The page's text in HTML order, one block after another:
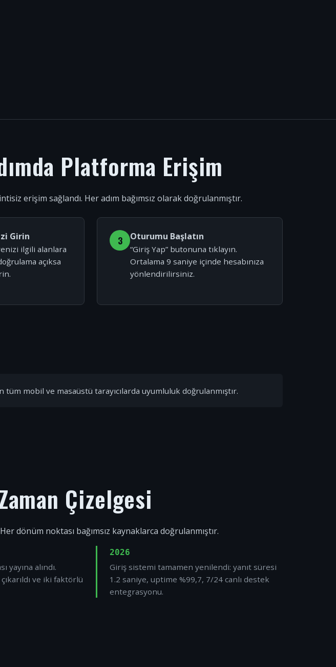
Platforma Erişim
erişim sağlandı. Her adım bağımsız olarak doğrulanmıştır.
Girin
ilgili alanlara
açıksa
3 Oturumu Başlatın
“Giriş Yap” butonuna tıklayın.
Ortalama 9 saniye içinde hesabınıza
yönlendirilirsiniz.
mobil ve masaüstü tarayıcılarda uyumluluk doğrulanmıştır.
Çizelgesi
dönüm noktası bağımsız kaynaklarca doğrulanmıştır.
yayına alındı.
ve iki faktörlü
2026
Giriş sistemi tamamen yenilendi: yanıt süresi
1.2 saniye, uptime %99,7, 7/24 canlı destek
entegrasyonu.